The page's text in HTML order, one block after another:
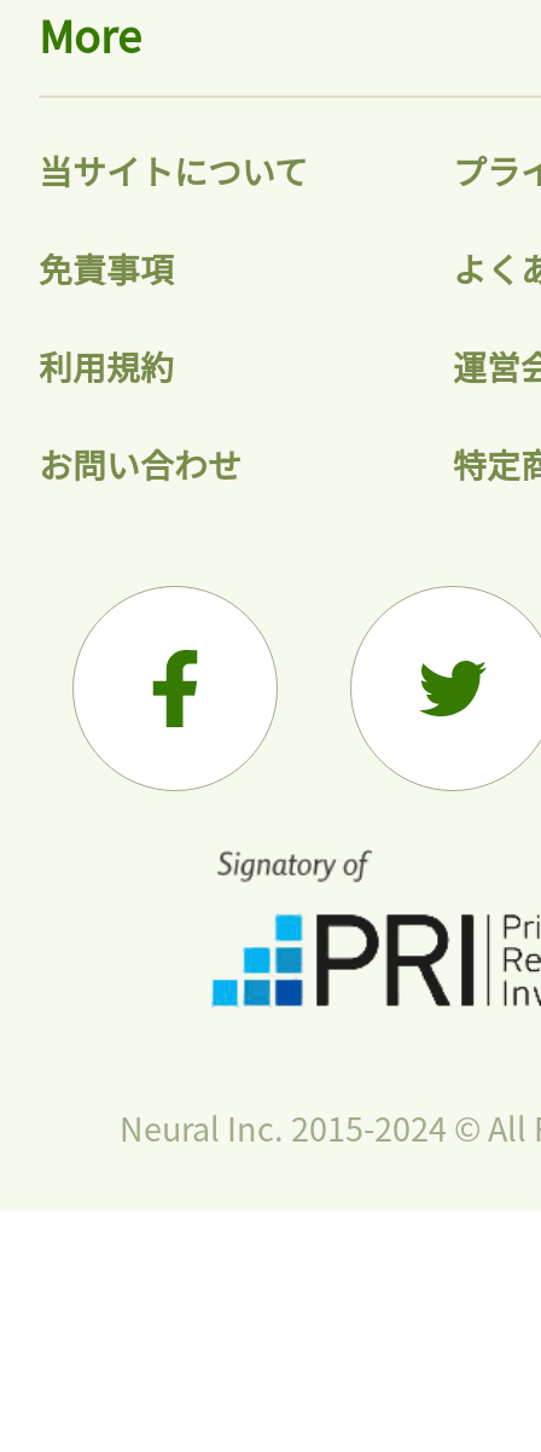
More
当サイトについて プラ
免責事項 よく
利用規約 運営
お問い合わせ 特定
Neural Inc. 2015-2024 © All